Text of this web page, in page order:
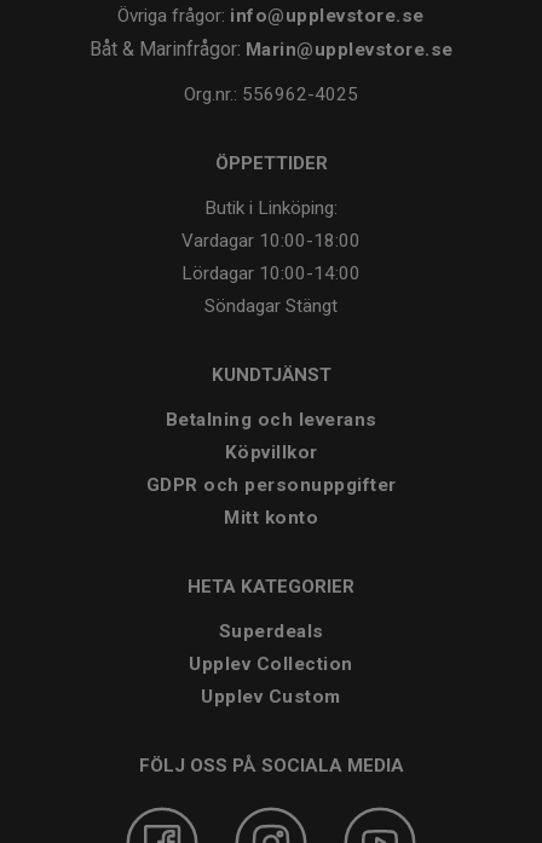
Övriga frågor: info@upplevstore.se
Båt & Marinfrågor: Marin@upplevstore.se
Org.nr.: 556962-4025
ÖPPETTIDER
Butik i Linköping:
Vardagar 10:00-18:00
Lördagar 10:00-14:00
Söndagar Stängt
KUNDTJÄNST
Betalning och leverans
Köpvillkor
GDPR och personuppgifter
Mitt konto
HETA KATEGORIER
Superdeals
Upplev Collection
Upplev Custom
FÖLJ OSS PÅ SOCIALA MEDIA